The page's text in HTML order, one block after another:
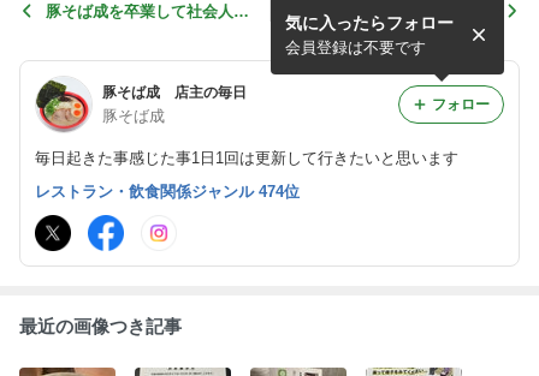
豚そば成を卒業して社会人に
した社...
94年組第2弾野方ホープさん
店主の小栗さんはお亡くなり
になってしまいましたが懐か
しい...
豚そば成 店主の毎日
豚そば成
毎日起きた事感じた事1日1回は更新して行きたいと思います
気に入ったらフォロー
会員登録は不要です
フォロー
レストラン・飲食関係ジャンル 474位
最近の画像つき記事